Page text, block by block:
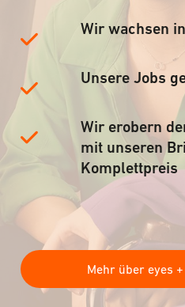
Wir wachsen
Unsere Jobs
Wir erobern
mit unseren
Komplettpreis
Mehr über eyes